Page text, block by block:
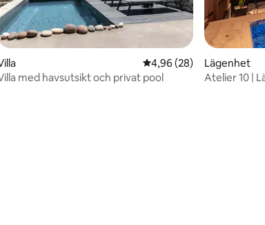
betyg, 35 omdömen4,96 av 5 i genomsnittligt
4,96 (28)
med havsutsikt och privat pool
Lägenhet
Atelier 10 |